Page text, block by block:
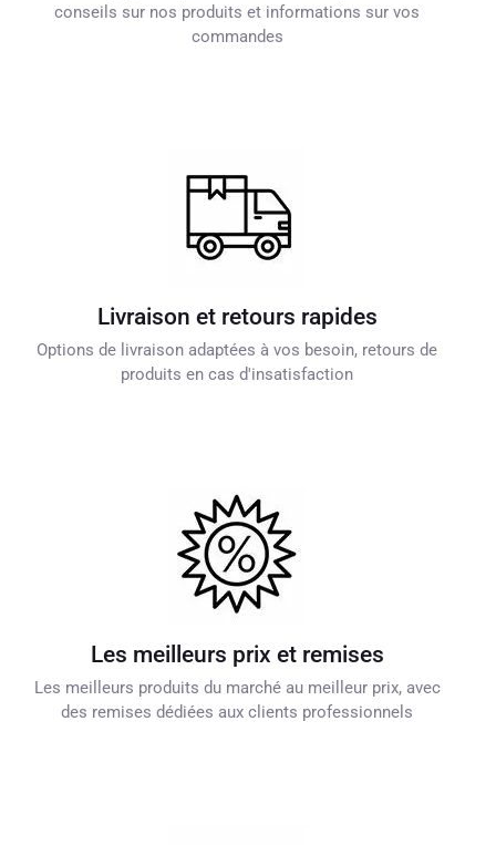
conseils sur nos produits et informations sur vos
commandes
Livraison et retours rapides
Options de livraison adaptées à vos besoin, retours de
produits en cas d'insatisfaction
Les meilleurs prix et remises
Les meilleurs produits du marché au meilleur prix, avec
des remises dédiées aux clients professionnels